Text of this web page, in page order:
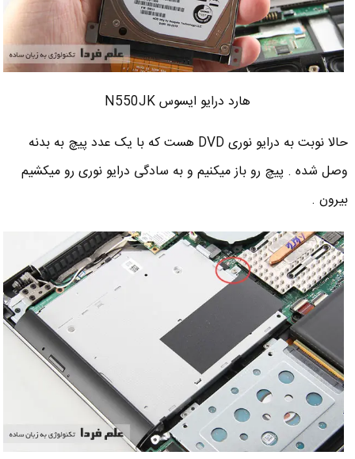
هارد درایو ایسوس N550JK
حالا نوبت به درایو نوری DVD هست که با یک عدد پیچ به بدنه
وصل شده . پیچ رو باز میکنیم و به سادگی درایو نوری رو میکشیم
بیرون .